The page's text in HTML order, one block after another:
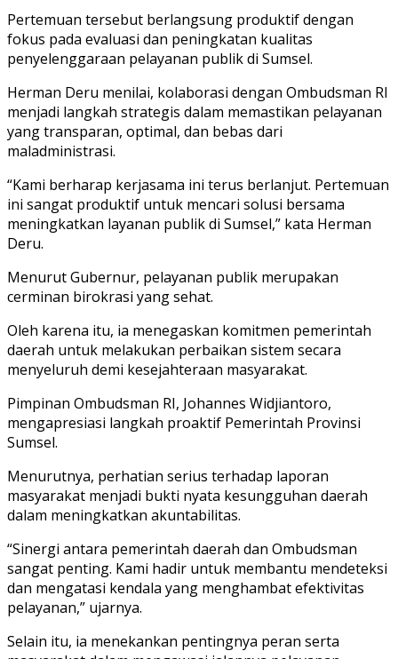
Pertemuan tersebut berlangsung produktif dengan
fokus pada evaluasi dan peningkatan kualitas
penyelenggaraan pelayanan publik di Sumsel.
Herman Deru menilai, kolaborasi dengan Ombudsman RI
menjadi langkah strategis dalam memastikan pelayanan
yang transparan, optimal, dan bebas dari
maladministrasi.
“Kami berharap kerjasama ini terus berlanjut. Pertemuan
ini sangat produktif untuk mencari solusi bersama
meningkatkan layanan publik di Sumsel,” kata Herman
Deru.
Menurut Gubernur, pelayanan publik merupakan
cerminan birokrasi yang sehat.
Oleh karena itu, ia menegaskan komitmen pemerintah
daerah untuk melakukan perbaikan sistem secara
menyeluruh demi kesejahteraan masyarakat.
Pimpinan Ombudsman RI, Johannes Widjiantoro,
mengapresiasi langkah proaktif Pemerintah Provinsi
Sumsel.
Menurutnya, perhatian serius terhadap laporan
masyarakat menjadi bukti nyata kesungguhan daerah
dalam meningkatkan akuntabilitas.
“Sinergi antara pemerintah daerah dan Ombudsman
sangat penting. Kami hadir untuk membantu mendeteksi
dan mengatasi kendala yang menghambat efektivitas
pelayanan,” ujarnya.
Selain itu, ia menekankan pentingnya peran serta